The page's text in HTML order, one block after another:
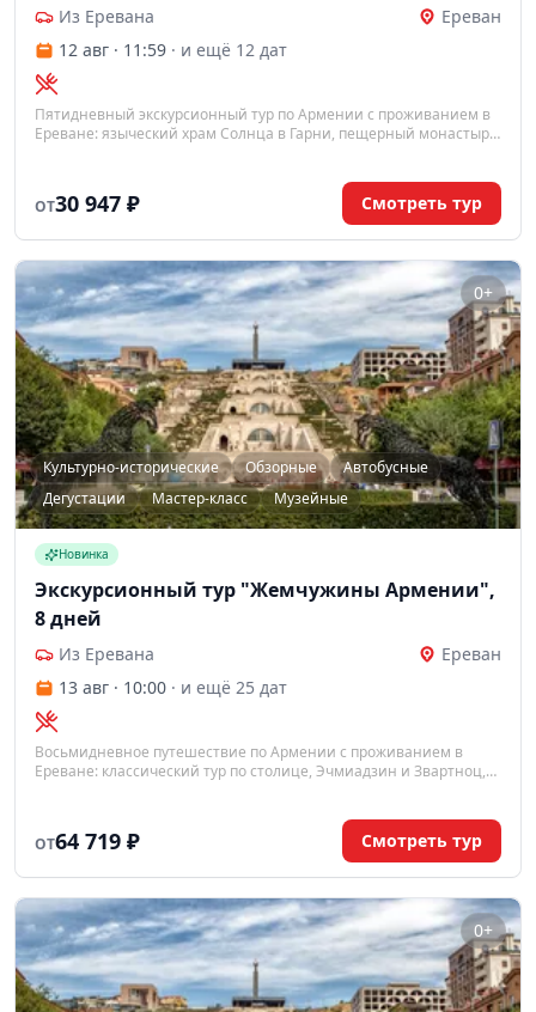
Из Еревана
Ереван
12 авг · 11:59 · и ещё 12 дат
Пятидневный экскурсионный тур по Армении с проживанием в
Ереване: языческий храм Солнца в Гарни, пещерный монастырь
ОТ30 947 ₽ Смотреть тур
0+
Культурно-исторические Обзорные
Автобусные
Дегустации
Мастер-класс Музейные
Новинка
Экскурсионный тур "Жемчужины Армении",
8 дней
Из Еревана
Ереван
13 авг · 10:00 · и ещё 25 дат
Восьмидневное путешествие по Армении с проживанием в
Ереване: классический тур по столице, Эчмиадзин и Звартноц,
дегустации на Ереванском коньячном заводе и винодельне
Арени, а также мастер-класс по выпечке армянского лаваша.
ОТ64 719 ₽ Смотреть тур
0+